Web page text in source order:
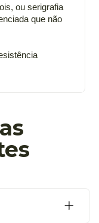
ou serigrafia
que não